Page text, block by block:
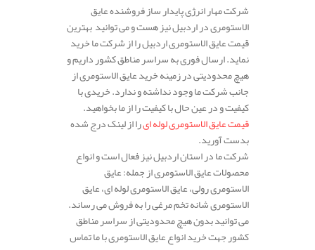
شرکت مهار انرژی پایدار ساز فروشنده عایق
الاستومری در اردبیل نیز هست و می توانید بهترین
قیمت عایق الاستومری اردبیل را از شرکت ما خرید
نماید. ارسال فوری به سراسر مناطق کشور داریم و
هیچ محدودیتی در زمینه خرید عایق الاستومری از
جانب شرکت ما وجود نداشته و ندارد. خریدی با
کیفیت و در عین حال با کیفیت را از ما بخواهید.
قیمت عایق الاستومری لوله ایرا از لینک درج شده
بدست آورید.
شرکت ما در استان اردبیل نیز فعال است و انواع
محصولات عایق الاستومری از جمله: عایق
الاستومری رولی، عایق الاستومری لوله ای، عایق
الاستومری شانه تخم مرغی را به فروش می رساند.
می توانید بدون هیچ محدودیتی از سراسر مناطق
کشور جهت خرید انواع عایق الاستومری با ما تماس